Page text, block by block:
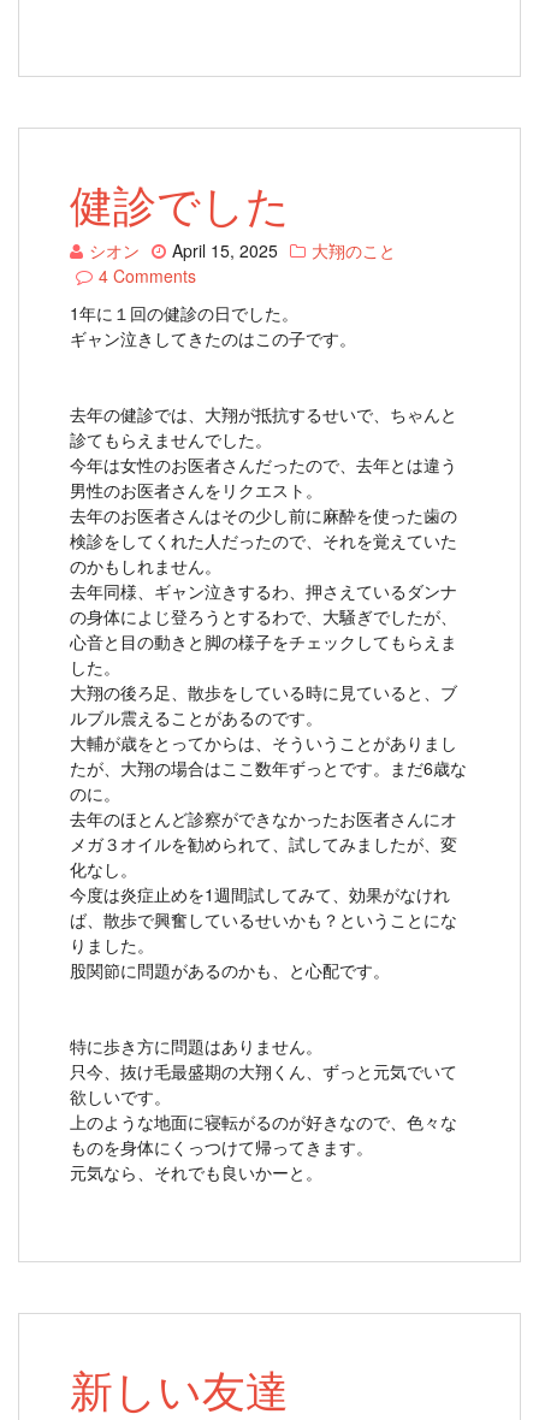
健診でした
シオン April 15, 2025
大翔のこと
4 Comments
1年に１回の健診の日でした。
ギャン泣きしてきたのはこの子です。
去年の健診では、大翔が抵抗するせいで、ちゃんと
診てもらえませんでした。
今年は女性のお医者さんだったので、去年とは違う
男性のお医者さんをリクエスト。
去年のお医者さんはその少し前に麻酔を使った歯の
検診をしてくれた人だったので、それを覚えていた
のかもしれません。
去年同様、ギャン泣きするわ、押さえているダンナ
の身体によじ登ろうとするわで、大騒ぎでしたが、
心音と目の動きと脚の様子をチェックしてもらえま
した。
大翔の後ろ足、散歩をしている時に見ていると、ブ
ルブル震えることがあるのです。
大輔が歳をとってからは、そういうことがありまし
たが、大翔の場合はここ数年ずっとです。まだ6歳な
のに。
去年のほとんど診察ができなかったお医者さんにオ
メガ３オイルを勧められて、試してみましたが、変
化なし。
今度は炎症止めを1週間試してみて、効果がなけれ
ば、散歩で興奮しているせいかも？ということにな
りました。
股関節に問題があるのかも、と心配です。
特に歩き方に問題はありません。
只今、抜け毛最盛期の大翔くん、ずっと元気でいて
欲しいです。
上のような地面に寝転がるのが好きなので、色々な
ものを身体にくっつけて帰ってきます。
元気なら、それでも良いかーと。
新しい友達